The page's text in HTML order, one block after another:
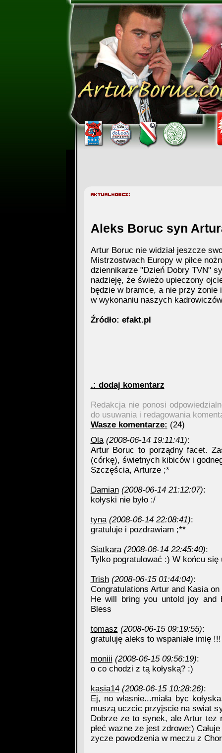
Aleks Boruc syn
Artur Boruc nie widział jeszcze
Mistrzostwach Europy w piłce
dziennikarze "Dzień Dobry TVN"
nadzieję, że świeżo upieczony
będzie w bramce, a nie przy
w wykonaniu naszych
Źródło: efakt.pl
.: dodaj komentarz
Redakcja nie ponosi
do usuwania i redagowania
Wasze komentarze: (24)
Ola (2008-06-14 19:11:41):
Artur Boruc to porządny facet.
(córkę), świetnych kibiców i
Szczęścia, Arturze ;*
Damian (2008-06-14 21:12:07):
kołyski nie było :/
tyna (2008-06-14 22:08:41):
gratuluje i pozdrawiam ;**
Siatkara (2008-06-14 22:45:40):
Tylko pogratulować :) W końcu się
Trish (2008-06-15 01:44:04):
Congratulations Artur and Kasia
He will bring you untold joy and
Bless
tomasz (2008-06-15 09:19:55):
gratuluję aleks to wspaniałe imię
moniii (2008-06-15 09:56:19):
o co chodzi z tą kołyską? :)
kasia14 (2008-06-15 10:28:26):
Ej, no własnie...miała byc
muszą uczcic przyjscie na swiat
Dobrze ze to synek, ale Artur tez
płeć wazne ze jest zdrowe:)
zycze powodzenia w meczu z